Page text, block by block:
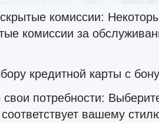
комиссии:
комиссии за
кредитной карты с
потребности:
вашему